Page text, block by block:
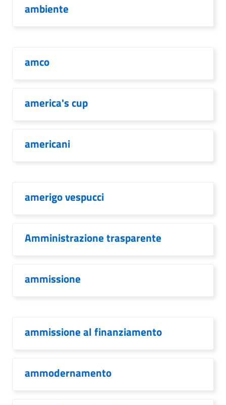
ambiente
amco
america's cup
americani
amerigo vespucci
Amministrazione trasparente
ammissione
ammissione al finanziamento
ammodernamento